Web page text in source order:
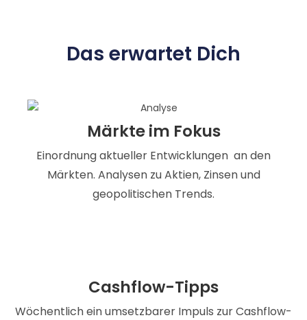
Das erwartet Dich
Märkte im Fokus
Einordnung aktueller Entwicklungen an den
Märkten. Analysen zu Aktien, Zinsen und
geopolitischen Trends.
Cashflow-Tipps
Wöchentlich ein umsetzbarer Impuls zur Cashflow-